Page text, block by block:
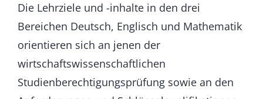
Die Lehrziele und -inhalte in den drei
Bereichen Deutsch, Englisch und Mathematik
orientieren sich an jenen der
wirtschaftswissenschaftlichen
Studienberechtigungsprüfung sowie an den